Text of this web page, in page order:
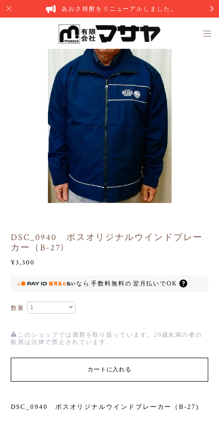
あおさ焼酎をリニューアルしました。
DSC_0940 ボスオリジナルウインドブレー
カー（B-27)
¥3,300
なら 手数料無料の 翌月払いでOK
数量
このショップでは酒類を取り扱っています。20歳未満の者の
飲酒は法律で禁止されています。
カートに入れる
DSC_0940 ボスオリジナルウインドブレーカー（B-27)